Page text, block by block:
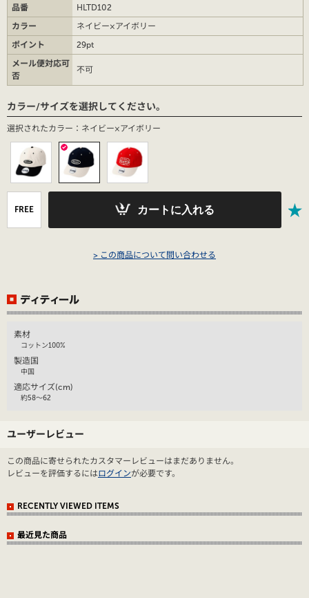
品番
HLTD102
カラー
ネイビー×アイボリー
ポイント
29pt
メール便対応可
否
不可
カラー/サイズを選択してください。
選択されたカラー：ネイビー×アイボリー
FREE カートに入れる
> この商品について問い合わせる
素材
コットン100%
製造国
中国
適応サイズ(cm)
約58～62
ユーザーレビュー
この商品に寄せられたカスタマーレビューはまだありません。
レビューを評価するにはログインが必要です。
RECENTLY VIEWED ITEMS
最近見た商品